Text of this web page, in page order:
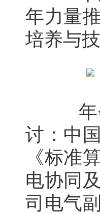
年力量
培养与
年会
讨：中
《标准
电协同
司电气